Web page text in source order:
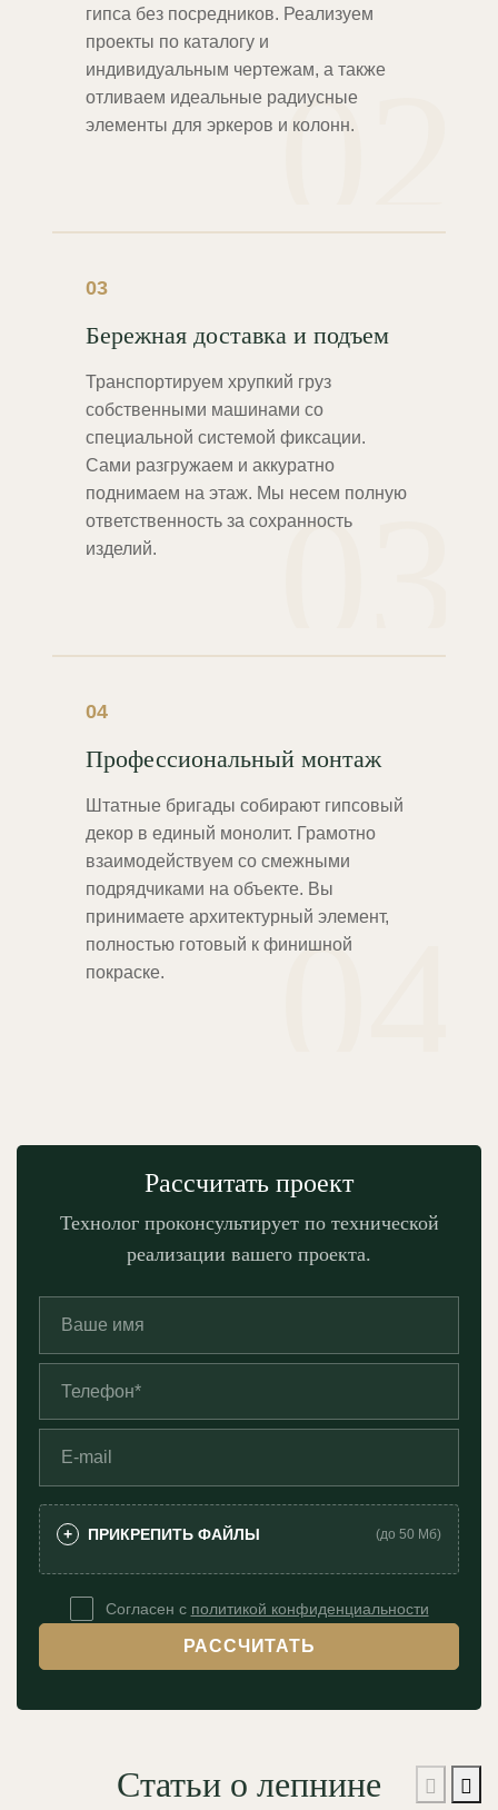
02
гипса без посредников. Реализуем
проекты по каталогу и
индивидуальным чертежам, а также
отливаем идеальные радиусные
элементы для эркеров и колонн.
03
03
Бережная доставка и подъем
Транспортируем хрупкий груз
собственными машинами со
специальной системой фиксации.
Сами разгружаем и аккуратно
поднимаем на этаж. Мы несем полную
ответственность за сохранность
изделий.
04
04
Профессиональный монтаж
Штатные бригады собирают гипсовый
декор в единый монолит. Грамотно
взаимодействуем со смежными
подрядчиками на объекте. Вы
принимаете архитектурный элемент,
полностью готовый к финишной
покраске.
Рассчитать проект
Технолог проконсультирует по технической
реализации вашего проекта.
+ ПРИКРЕПИТЬ ФАЙЛЫ (до 50 Мб)
Согласен с политикой конфиденциальности
РАССЧИТАТЬ
Статьи о лепнине